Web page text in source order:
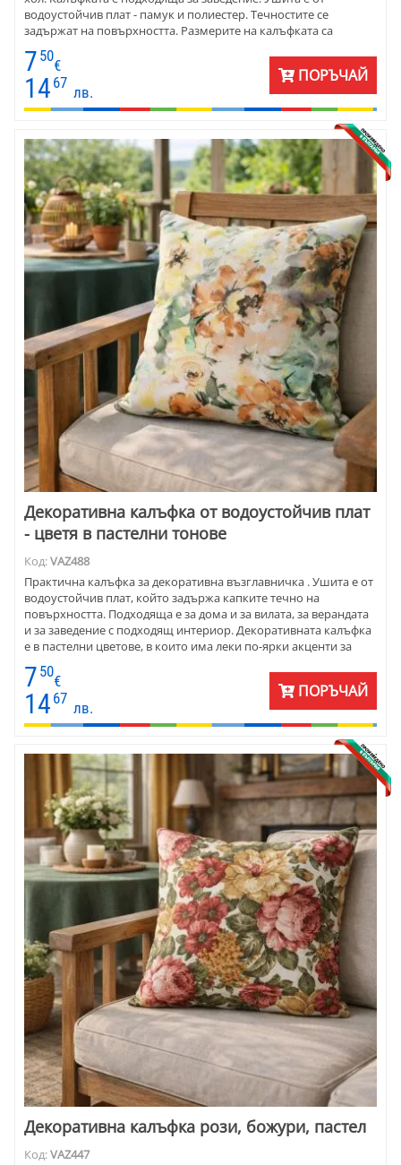
водоустойчив плат - памук и полиестер. Течностите се
задържат на повърхността. Размерите на калъфката са
подходящи за декоративна възглавничка 40х40 см. Сменя се с
цип в долния ръб на калъфката.
7 50
€
14 67
лв.
ПОРЪЧАЙ
Декоративна калъфка от водоустойчив плат
- цветя в пастелни тонове
Код:VAZ488
Практична калъфка за декоративна възглавничка . Ушита е от
водоустойчив плат, който задържа капките течно на
повърхността. Подходяща е за дома и за вилата, за верандата
и за заведение с подходящ интериор. Декоративната калъфка
е в пастелни цветове, в които има леки по-ярки акценти за
едноцветни калъфки наоколо.
7 50
€
14 67
лв.
ПОРЪЧАЙ
Декоративна калъфка рози, божури, пастел
Код:VAZ447